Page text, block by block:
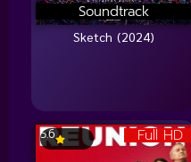
Soundtrack
Sketch (2024)
Full HD
5.6